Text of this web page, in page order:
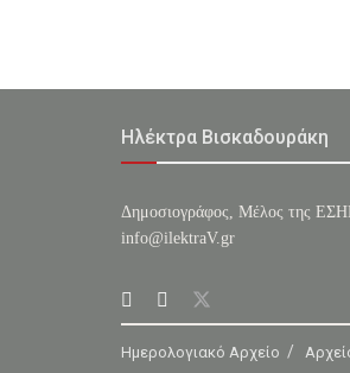
Ηλέκτρα Βισκαδουράκη
Δημοσιογράφος, Μέλος της
info@ilektraV.gr
Ημερολογιακό Αρχείο